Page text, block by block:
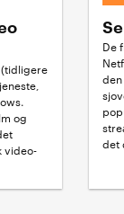
(tidligere
og
video-
De
den
det